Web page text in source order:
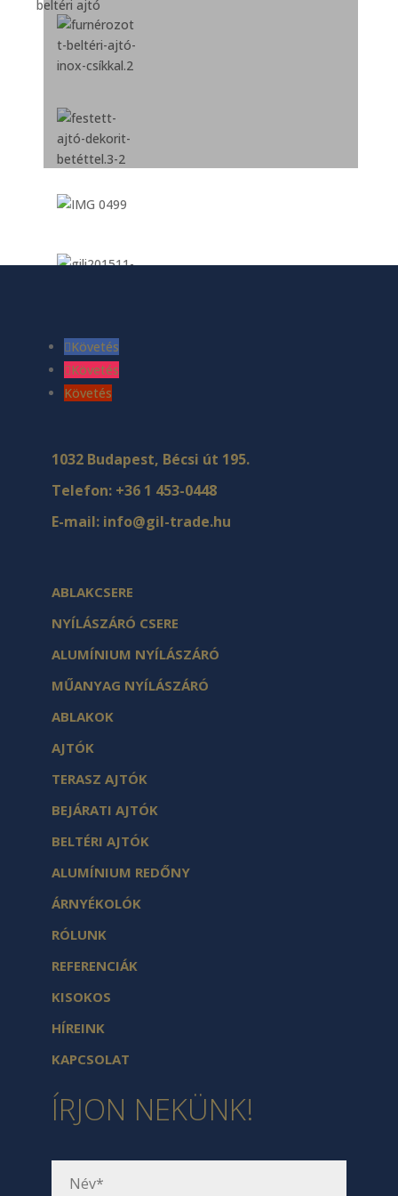
Követés
Követés
Követés
1032 Budapest, Bécsi út 195.
Telefon: +36 1 453-0448
E-mail: info@gil-trade.hu
ABLAKCSERE
NYÍLÁSZÁRÓ CSERE
ALUMÍNIUM NYÍLÁSZÁRÓ
MŰANYAG NYÍLÁSZÁRÓ
ABLAKOK
AJTÓK
TERASZ AJTÓK
BEJÁRATI AJTÓK
BELTÉRI AJTÓK
ALUMÍNIUM REDŐNY
ÁRNYÉKOLÓK
RÓLUNK
REFERENCIÁK
KISOKOS
HÍREINK
KAPCSOLAT
ÍRJON NEKÜNK!